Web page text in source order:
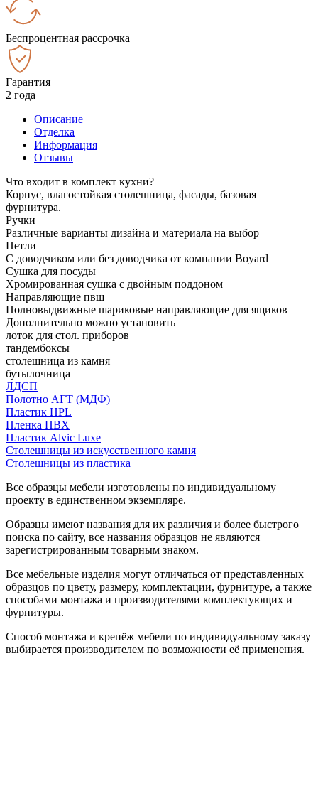
Беспроцентная рассрочка
Гарантия
2 года
Описание
Отделка
Информация
Отзывы
Что входит в комплект кухни?
Корпус, влагостойкая столешница, фасады, базовая
фурнитура.
Ручки
Различные варианты дизайна и материала на выбор
Петли
С доводчиком или без доводчика от компании Boyard
Сушка для посуды
Хромированная сушка с двойным поддоном
Направляющие пвш
Полновыдвижные шариковые направляющие для ящиков
Дополнительно можно установить
лоток для стол. приборов
тандембоксы
столешница из камня
бутылочница
ЛДСП
Полотно АГТ (МДФ)
Пластик HPL
Пленка ПВХ
Пластик Alvic Luxe
Столешницы из искусственного камня
Столешницы из пластика
Все образцы мебели изготовлены по индивидуальному
проекту в единственном экземпляре.
Образцы имеют названия для их различия и более быстрого
поиска по сайту, все названия образцов не являются
зарегистрированным товарным знаком.
Все мебельные изделия могут отличаться от представленных
образцов по цвету, размеру, комплектации, фурнитуре, а также
способами монтажа и производителями комплектующих и
фурнитуры.
Способ монтажа и крепёж мебели по индивидуальному заказу
выбирается производителем по возможности её применения.